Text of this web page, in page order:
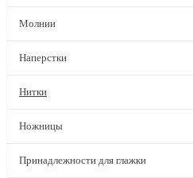
Молнии
Наперстки
Нитки
Ножницы
Принадлежности для глажки